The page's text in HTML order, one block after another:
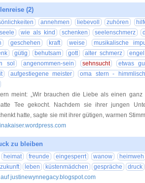
(2)
annehmen liebevoll zuhören
wie als kind schenken seelenschmerz
geschehen kraft weise
musikalische
gütig behutsam gott alter schmerz
engel
sol
angenommen-sein sehnsucht
etwas
aufgestiegene meister
oma stern -
meint: „Wir brauchen die Liebe als einen ganz
Tee gekocht. Nachdem sie ihrer jungen
hatte, sagte sie mit ihrer gütigen, warmen
zu bleiben
heimat freunde eingesperrt wanow
heimweh
zukunft leben küstenmädchen gespräche
druck
auf justinewynnegacy.blogspot.com